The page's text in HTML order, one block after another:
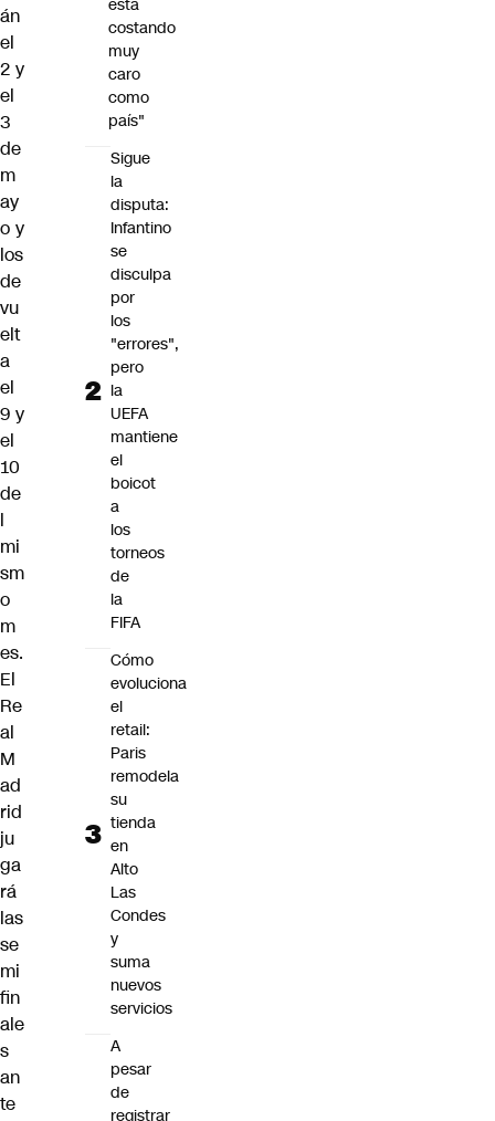
án
el
2 y
el
3
de
m
ay
o y
los
de
vu
elt
a
el
9 y
el
10
de
l
mi
sm
o
m
es.
El
Re
al
M
ad
rid
ju
ga
rá
las
se
mi
fin
ale
s
an
te
está
costando
muy
caro
como
país"
Sigue
la
disputa:
Infantino
se
disculpa
por
los
"errores",
pero
la
UEFA
mantiene
el
boicot
a
los
torneos
de
la
FIFA
Cómo
evoluciona
el
retail:
Paris
remodela
su
tienda
en
Alto
Las
Condes
y
suma
nuevos
servicios
A
pesar
de
registrar